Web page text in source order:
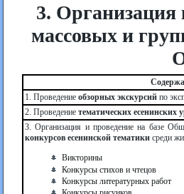
3. Организация
массовых и
1. Проведение обзорных экскурсий по
2. Проведение тематических есенинских
3. Организация и проведение на базе
конкурсов есенинской тематики среди
Викторины
Конкурсы стихов и чтецов
Конкурсы литературных работ